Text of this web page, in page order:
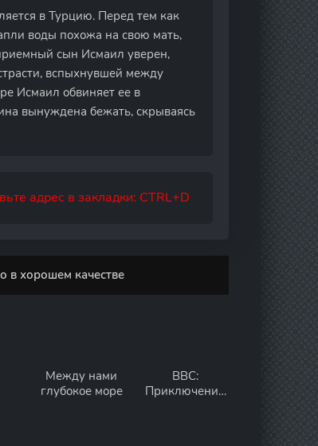
в Турцию. Перед тем как
воды похожа на свою мать,
сын Исмаил уверен,
вспыхнувшей между
Исмаил обвиняет ее в
вынуждена бежать, скрываясь
адрес в закладки: CTRL+D
в хорошем качестве
Между нами
глубокое море
BBC:
Приключения